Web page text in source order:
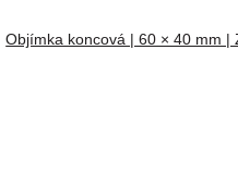
Objímka koncová | 60 × 40 mm |